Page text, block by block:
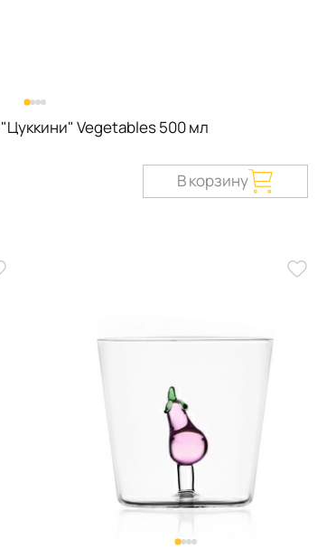
Vegetables 500 мл
В корзину